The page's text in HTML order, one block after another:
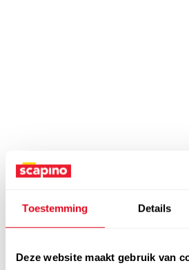
Toestemming Details
Deze website maakt gebruik van